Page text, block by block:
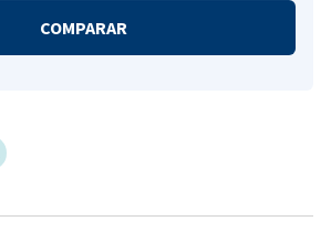
COMPARAR